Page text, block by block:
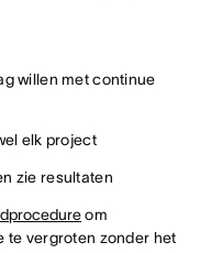
willen met continue
elk project
zie resultaten
om
te vergroten zonder het